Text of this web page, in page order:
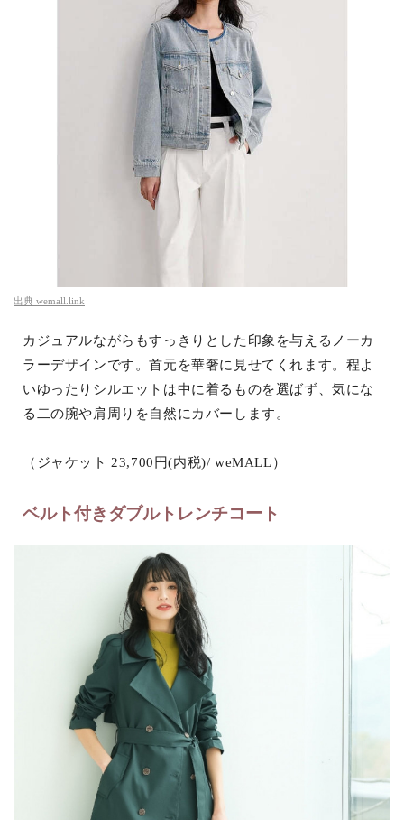
出典 wemall.link
カジュアルながらもすっきりとした印象を与えるノーカ
ラーデザインです。首元を華奢に見せてくれます。程よ
いゆったりシルエットは中に着るものを選ばず、気にな
る二の腕や肩周りを自然にカバーします。
（ジャケット 23,700円(内税)/ weMALL）
ベルト付きダブルトレンチコート